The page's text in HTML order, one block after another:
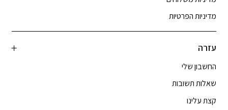
מדיניות הפרטיות
עזרה
החשבון שלי
שאלות תשובות
קצת עלינו